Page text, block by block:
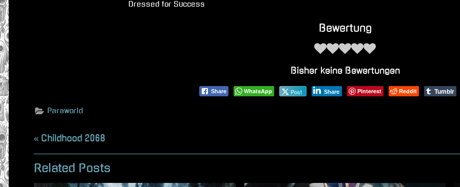
Dressed for Success
Bewertung
Bisher keine Bewertungen
Share WhatsApp Post Share Pinterest Reddit Tumblr
Paraworld
Beitragsnavigation
P
r
e
v
Childhood 2068
Related Posts